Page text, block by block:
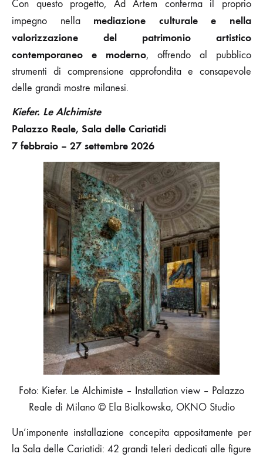
Con questo progetto, Ad Artem conferma il proprio
impegno nella mediazione culturale e nella
valorizzazione del patrimonio artistico
contemporaneo e moderno, offrendo al pubblico
strumenti di comprensione approfondita e consapevole
delle grandi mostre milanesi.
Kiefer. Le Alchimiste
Palazzo Reale, Sala delle Cariatidi
7 febbraio – 27 settembre 2026
Foto: Kiefer. Le Alchimiste – Installation view – Palazzo
Reale di Milano © Ela Bialkowska, OKNO Studio
Un’imponente installazione concepita appositamente per
la Sala delle Cariatidi: 42 grandi teleri dedicati alle figure